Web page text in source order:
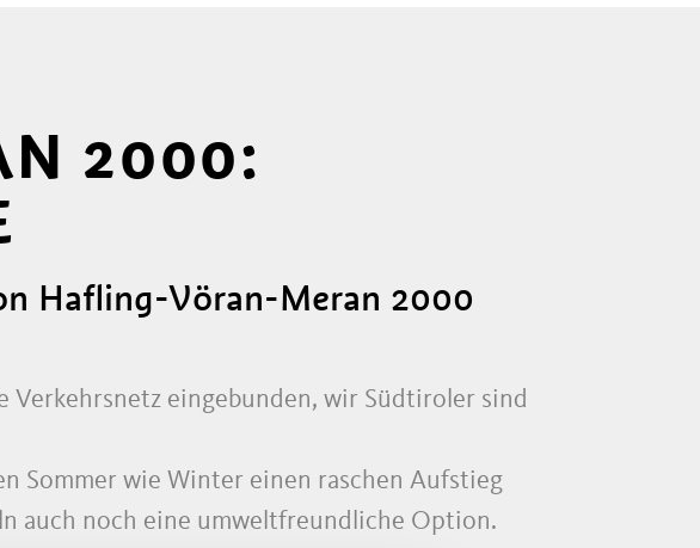
2000:
Hafling-Vöran-Meran 2000
eingebunden, wir Südtiroler sind
Sommer wie Winter einen raschen Aufstieg
auch noch eine umweltfreundliche Option.